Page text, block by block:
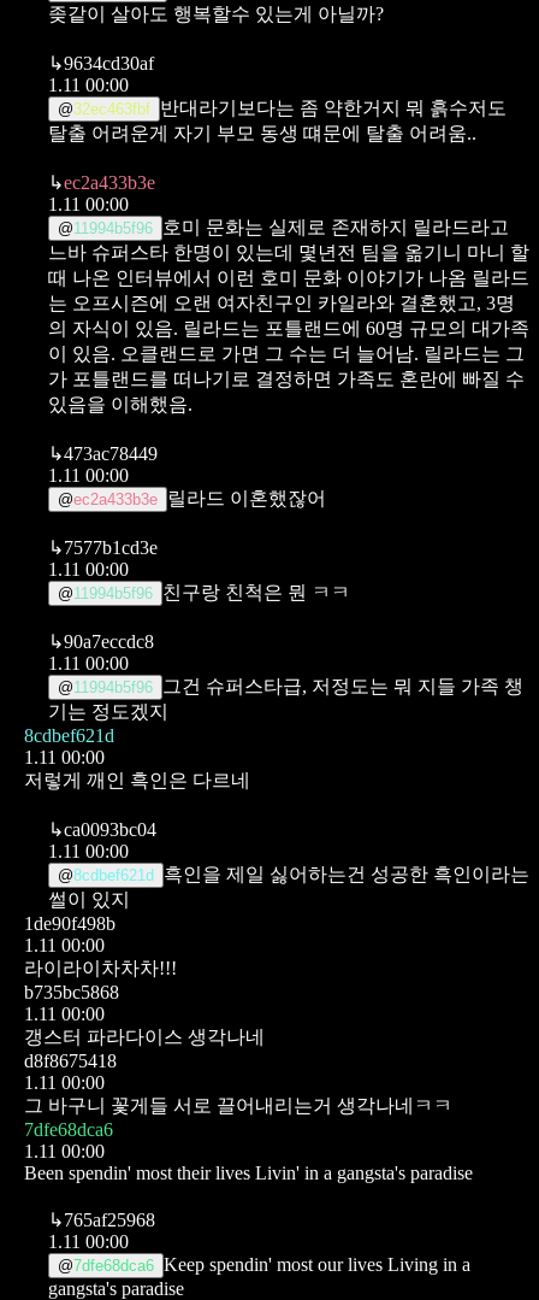
좆같이 살아도 행복할수 있는게 아닐까?
↳9634cd30af
1.11 00:00
@32ec463fbf 반대라기보다는 좀 약한거지 뭐 흙수저도
탈출 어려운게 자기 부모 동생 떄문에 탈출 어려움..
↳ec2a433b3e
1.11 00:00
@11994b5f96 호미 문화는 실제로 존재하지
릴라드라고
느바 슈퍼스타 한명이 있는데 몇년전 팀을 옮기니 마니 할
때 나온 인터뷰에서 이런 호미 문화 이야기가 나옴 릴라드
는 오프시즌에 오랜 여자친구인 카일라와 결혼했고, 3명
의 자식이 있음. 릴라드는 포틀랜드에 60명 규모의 대가족
이 있음. 오클랜드로 가면 그 수는 더 늘어남. 릴라드는 그
가 포틀랜드를 떠나기로 결정하면 가족도 혼란에 빠질 수
있음을 이해했음.
↳473ac78449
1.11 00:00
@ec2a433b3e 릴라드 이혼했잖어
↳7577b1cd3e
1.11 00:00
@11994b5f96 친구랑 친척은 뭔 ㅋㅋ
↳90a7eccdc8
1.11 00:00
@11994b5f96
그건 슈퍼스타급, 저정도는 뭐 지들 가족 챙
기는 정도겠지
8cdbef621d
1.11 00:00
저렇게 깨인 흑인은 다르네
↳ca0093bc04
1.11 00:00
@8cdbef621d
흑인을 제일 싫어하는건 성공한 흑인이라는
썰이 있지
1de90f498b
1.11 00:00
라이라이차차차!!!
b735bc5868
1.11 00:00
갱스터 파라다이스 생각나네
d8f8675418
1.11 00:00
그 바구니 꽃게들 서로 끌어내리는거 생각나네ㅋㅋ
7dfe68dca6
1.11 00:00
Been spendin' most their lives Livin' in a gangsta's paradise
↳765af25968
1.11 00:00
@7dfe68dca6 Keep spendin' most our lives Living in a
gangsta's paradise